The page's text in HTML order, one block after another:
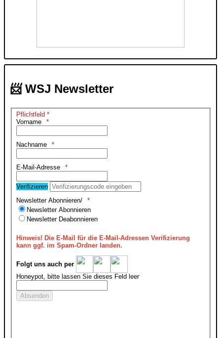
📨 WSJ Newsletter
Pflichtfeld *
Vorname
Nachname
E-Mail-Adresse
Verifizieren
Newsletter Abonnieren/
Newsletter Abonnieren
Newsletter Deabonnieren
Hinweis! Die E-Mail für die E-Mail-Adressen Verifizierung
kann ggf. im Spam-Ordner landen.
Folgt uns auch per
Honeypot, bitte lassen Sie dieses Feld leer